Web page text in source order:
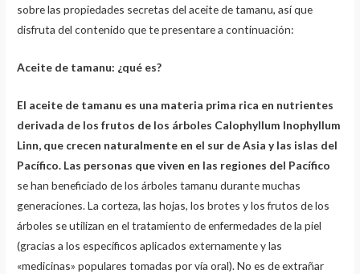
sobre las propiedades secretas del aceite de tamanu, así que
disfruta del contenido que te presentare a continuación:
Aceite de tamanu: ¿qué es?
El aceite de tamanu es una materia prima rica en nutrientes
derivada de los frutos de los árboles Calophyllum Inophyllum
Linn, que crecen naturalmente en el sur de Asia y las islas del
Pacífico. Las personas que viven en las regiones del Pacífico
se han beneficiado de los árboles tamanu durante muchas
generaciones. La corteza, las hojas, los brotes y los frutos de los
árboles se utilizan en el tratamiento de enfermedades de la piel
(gracias a los específicos aplicados externamente y las
«medicinas» populares tomadas por vía oral). No es de extrañar